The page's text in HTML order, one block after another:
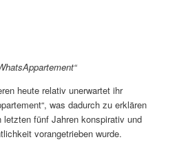
heute relativ unerwartet ihr
was dadurch zu erklären
fünf Jahren konspirativ und
vorangetrieben wurde.